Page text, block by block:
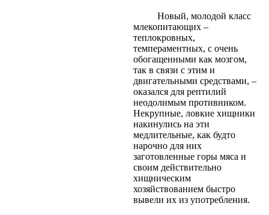
Новый, молодой класс
млекопитающих –
теплокровных,
темпераментных, с очень
обогащенными как мозгом,
так в связи с этим и
двигательными средствами, –
оказался для рептилий
неодолимым противником.
Некрупные, ловкие хищники
накинулись на эти
медлительные, как будто
нарочно для них
заготовленные горы мяса и
своим действительно
хищническим
хозяйствованием быстро
вывели их из употребления.